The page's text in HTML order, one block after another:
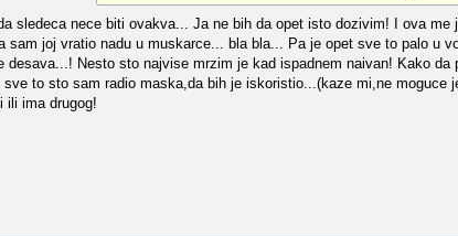
sledeca nece biti ovakva... Ja ne bih da opet isto dozivim! I ova me
sam joj vratio nadu u muskarce... bla bla... Pa je opet sve to palo u
Nesto sto najvise mrzim je kad ispadnem naivan! Kako da
to sto sam radio maska,da bih je iskoristio...(kaze mi,ne moguce
ili ima drugog!